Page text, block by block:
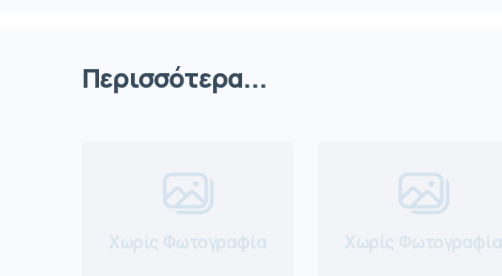
Περισσότερα...
Χωρίς Φωτογραφία Χωρίς Φωτογραφία